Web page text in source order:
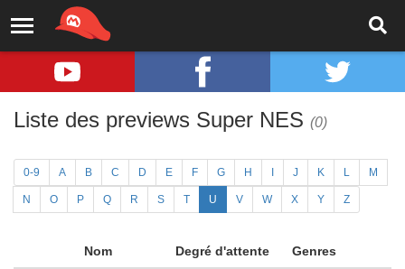
Liste des previews Super NES (0)
0-9 A B C D E F G H J K L M
N O P Q R S T U V W X Y Z
Nom Degré d'attente Genres